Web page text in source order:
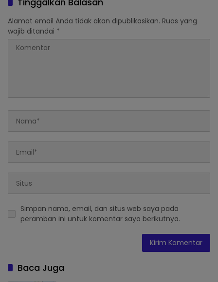
Alamat email Anda tidak akan dipublikasikan. Ruas yang
wajib ditandai *
Simpan nama, email, dan situs web saya pada
peramban ini untuk komentar saya berikutnya.
Baca Juga